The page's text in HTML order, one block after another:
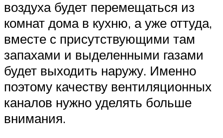
воздуха будет перемещаться из
комнат дома в кухню, а уже оттуда,
вместе с присутствующими там
запахами и выделенными газами
будет выходить наружу. Именно
поэтому качеству вентиляционных
каналов нужно уделять больше
внимания.